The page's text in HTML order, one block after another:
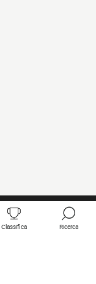
Classifica Ricerca